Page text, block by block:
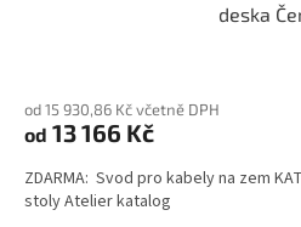
deska
od 15 930,86 Kč včetně DPH
od 13 166 Kč
ZDARMA: Svod pro kabely na zem
stoly Atelier katalog